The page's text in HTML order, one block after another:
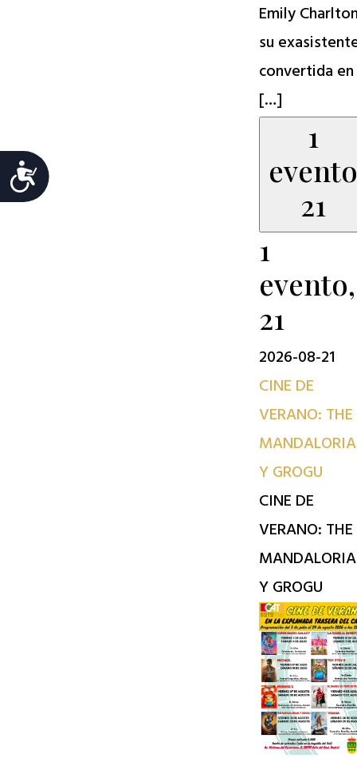
Accesibilidad
Emily
su
convertida en
[…]
1
evento
21
1
evento,
21
2026-08-21
CINE DE
VERANO: THE
Y GROGU
CINE DE
VERANO: THE
Y GROGU